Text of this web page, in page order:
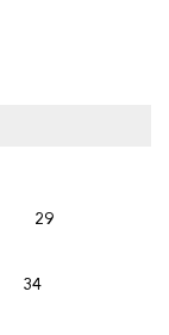
29
34